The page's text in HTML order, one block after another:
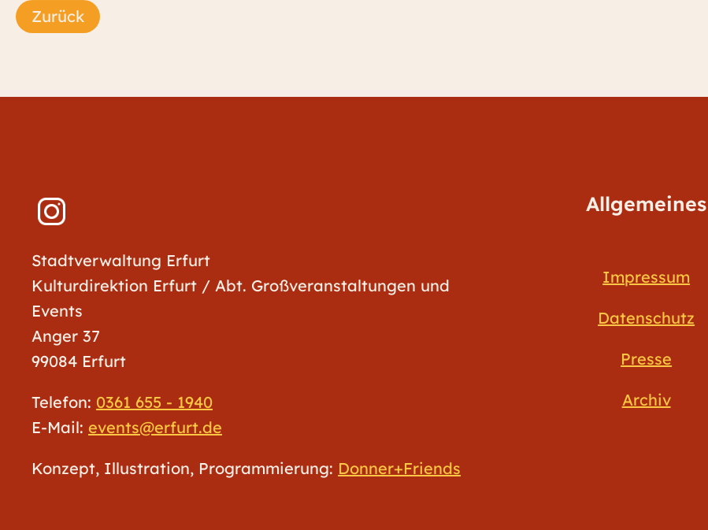
Zurück
Stadtverwaltung Erfurt
Kulturdirektion Erfurt / Abt. Großveranstaltungen und
Events
Anger 37
99084 Erfurt
Telefon: 0361 655 - 1940
E-Mail: events@erfurt.de
Konzept, Illustration, Programmierung: Donner+Friends
Allgemeines
Impressum
Datenschutz
Presse
Archiv